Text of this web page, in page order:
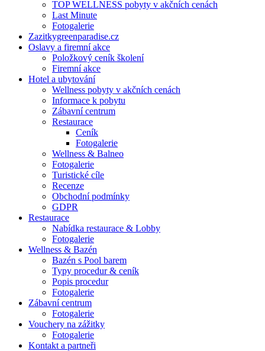
TOP WELLNESS pobyty v akčních cenách
Last Minute
Fotogalerie
Zazitkygreenparadise.cz
Oslavy a firemní akce
Položkový ceník školení
Firemní akce
Hotel a ubytování
Wellness pobyty v akčních cenách
Informace k pobytu
Zábavní centrum
Restaurace
Ceník
Fotogalerie
Wellness & Balneo
Fotogalerie
Turistické cíle
Recenze
Obchodní podmínky
GDPR
Restaurace
Nabídka restaurace & Lobby
Fotogalerie
Wellness & Bazén
Bazén s Pool barem
Typy procedur & ceník
Popis procedur
Fotogalerie
Zábavní centrum
Fotogalerie
Vouchery na zážitky
Fotogalerie
Kontakt a partneři